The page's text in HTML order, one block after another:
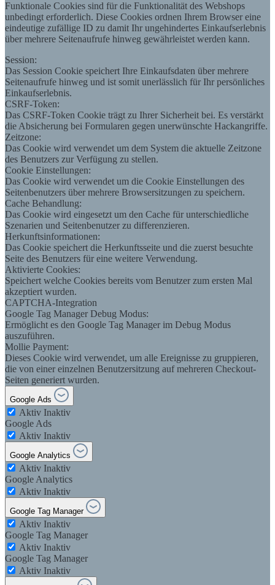
Funktionale Cookies sind für die Funktionalität des Webshops
unbedingt erforderlich. Diese Cookies ordnen Ihrem Browser eine
eindeutige zufällige ID zu damit Ihr ungehindertes Einkaufserlebnis
über mehrere Seitenaufrufe hinweg gewährleistet werden kann.
Session:
Das Session Cookie speichert Ihre Einkaufsdaten über mehrere
Seitenaufrufe hinweg und ist somit unerlässlich für Ihr persönliches
Einkaufserlebnis.
CSRF-Token:
Das CSRF-Token Cookie trägt zu Ihrer Sicherheit bei. Es verstärkt
die Absicherung bei Formularen gegen unerwünschte Hackangriffe.
Zeitzone:
Das Cookie wird verwendet um dem System die aktuelle Zeitzone
des Benutzers zur Verfügung zu stellen.
Cookie Einstellungen:
Das Cookie wird verwendet um die Cookie Einstellungen des
Seitenbenutzers über mehrere Browsersitzungen zu speichern.
Cache Behandlung:
Das Cookie wird eingesetzt um den Cache für unterschiedliche
Szenarien und Seitenbenutzer zu differenzieren.
Herkunftsinformationen:
Das Cookie speichert die Herkunftsseite und die zuerst besuchte
Seite des Benutzers für eine weitere Verwendung.
Aktivierte Cookies:
Speichert welche Cookies bereits vom Benutzer zum ersten Mal
akzeptiert wurden.
CAPTCHA-Integration
Google Tag Manager Debug Modus:
Ermöglicht es den Google Tag Manager im Debug Modus
auszuführen.
Mollie Payment:
Dieses Cookie wird verwendet, um alle Ereignisse zu gruppieren,
die von einer einzelnen Benutzersitzung auf mehreren Checkout-
Seiten generiert wurden.
Google Ads
Aktiv Inaktiv
Google Ads
Aktiv Inaktiv
Google Analytics
Aktiv Inaktiv
Google Analytics
Aktiv Inaktiv
Google Tag Manager
Aktiv Inaktiv
Google Tag Manager
Aktiv Inaktiv
Google Tag Manager
Aktiv Inaktiv